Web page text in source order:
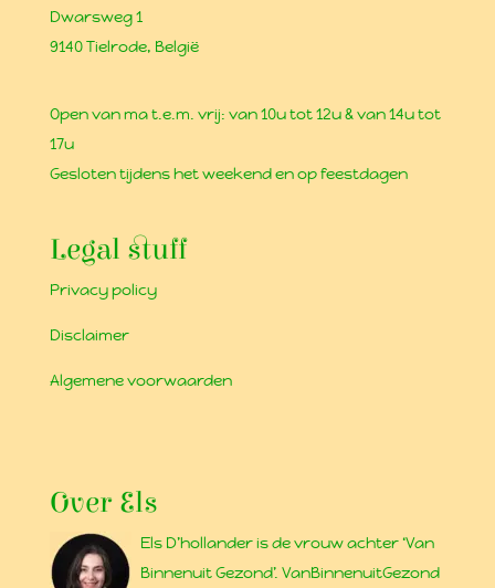
Dwarsweg 1
9140 Tielrode, België
Open van ma t.e.m. vrij: van 10u tot 12u & van 14u tot
17u
Gesloten tijdens het weekend en op feestdagen
Legal stuff
Privacy policy
Disclaimer
Algemene voorwaarden
Over Els
Els D’hollander is de vrouw achter ‘Van
Binnenuit Gezond’. VanBinnenuitGezond